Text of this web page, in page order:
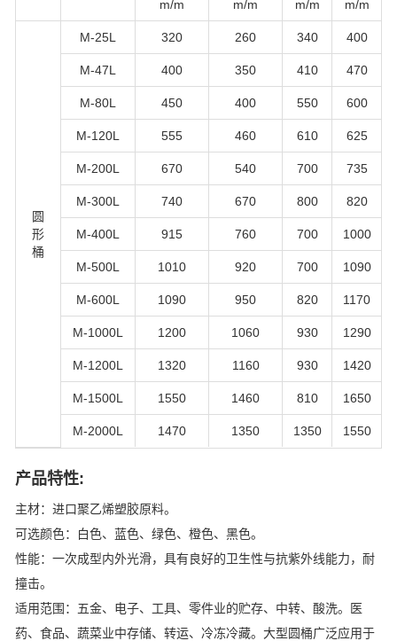
m/m m/m m/m m/m
圆
形
桶
M-25L 320 260 340 400
M-47L 400 350 410 470
M-80L 450 400 550 600
M-120L 555 460 610 625
M-200L 670 540 700 735
M-300L 740 670 800 820
M-400L 915 760 700 1000
M-500L 1010 920 700 1090
M-600L 1090 950 820 1170
M-1000L 1200 1060 930 1290
M-1200L 1320 1160 930 1420
M-1500L 1550 1460 810 1650
M-2000L 1470 1350 1350 1550
产品特性:
主材：进口聚乙烯塑胶原料。
可选颜色：白色、蓝色、绿色、橙色、黑色。
性能：一次成型内外光滑，具有良好的卫生性与抗紫外线能力，耐
撞击。
适用范围：五金、电子、工具、零件业的贮存、中转、酸洗。医
药、食品、蔬菜业中存储、转运、冷冻冷藏。大型圆桶广泛应用于